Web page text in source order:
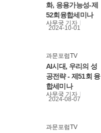
화, 응용가능성-제
52회융합세미나
사무국 기자
2024-10-01
과문포럼TV
AI시대, 우리의 성
공전략 - 제51회 융
합세미나
사무국 기자
2024-08-07
과문포럼TV